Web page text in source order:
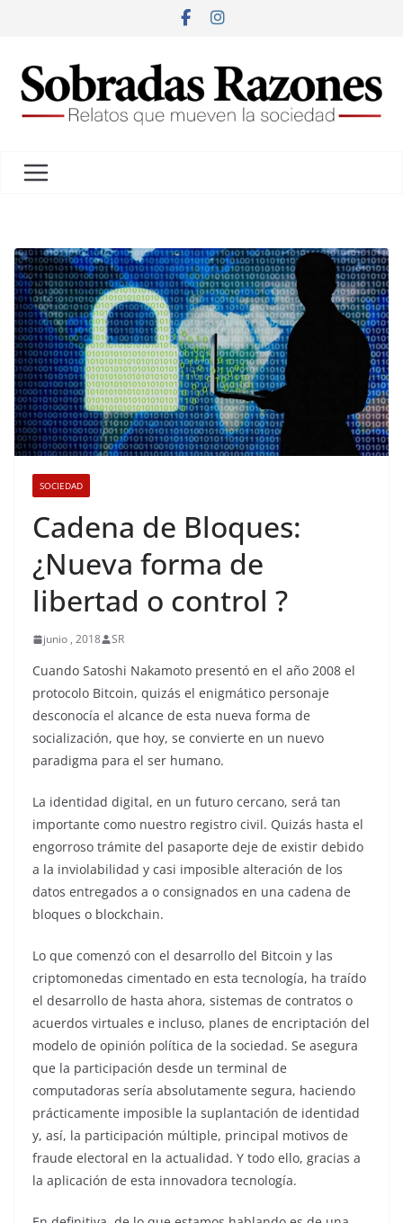
SOCIEDAD
Cadena de Bloques:
¿Nueva forma de
libertad o control ?
junio , 2018 SR
Cuando Satoshi Nakamoto presentó en el año 2008 el
protocolo Bitcoin, quizás el enigmático personaje
desconocía el alcance de esta nueva forma de
socialización, que hoy, se convierte en un nuevo
paradigma para el ser humano.
La identidad digital, en un futuro cercano, será tan
importante como nuestro registro civil. Quizás hasta el
engorroso trámite del pasaporte deje de existir debido
a la inviolabilidad y casi imposible alteración de los
datos entregados a o consignados en una cadena de
bloques o blockchain.
Lo que comenzó con el desarrollo del Bitcoin y las
criptomonedas cimentado en esta tecnología, ha traído
el desarrollo de hasta ahora, sistemas de contratos o
acuerdos virtuales e incluso, planes de encriptación del
modelo de opinión política de la sociedad. Se asegura
que la participación desde un terminal de
computadoras sería absolutamente segura, haciendo
prácticamente imposible la suplantación de identidad
y, así, la participación múltiple, principal motivos de
fraude electoral en la actualidad. Y todo ello, gracias a
la aplicación de esta innovadora tecnología.